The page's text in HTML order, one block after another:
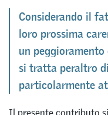
Considerando il
loro prossima
un
si tratta peraltro
particolarmente